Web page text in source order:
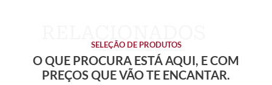
SELEÇÃO DE PRODUTOS
O QUE PROCURA ESTÁ AQUI, E COM
PREÇOS QUE VÃO TE ENCANTAR.